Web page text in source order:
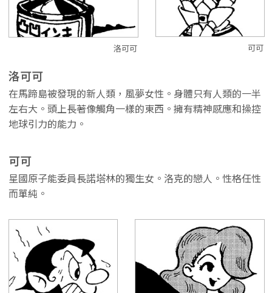
洛可可 可可
洛可可
在馬蹄島被發現的新人類，風夢女性。身體只有人類的一半
左右大。頭上長著像觸角一樣的東西。擁有精神感應和操控
地球引力的能力。
可可
星國原子能委員長諾塔林的獨生女。洛克的戀人。性格任性
而單純。